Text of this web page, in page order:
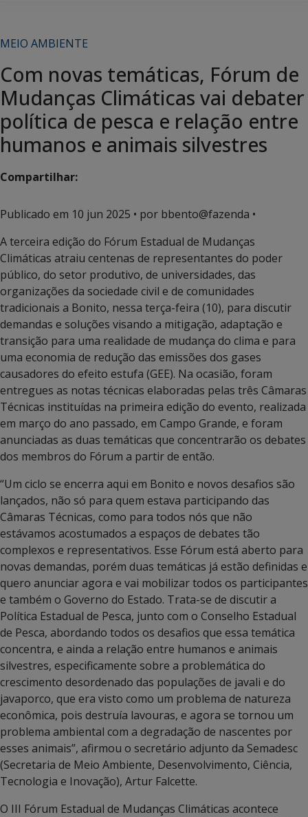
MEIO AMBIENTE
Com novas temáticas, Fórum de
Mudanças Climáticas vai debater
política de pesca e relação entre
humanos e animais silvestres
Compartilhar:
Publicado em 10 jun 2025 • por bbento@fazenda •
A terceira edição do Fórum Estadual de Mudanças
Climáticas atraiu centenas de representantes do poder
público, do setor produtivo, de universidades, das
organizações da sociedade civil e de comunidades
tradicionais a Bonito, nessa terça-feira (10), para discutir
demandas e soluções visando a mitigação, adaptação e
transição para uma realidade de mudança do clima e para
uma economia de redução das emissões dos gases
causadores do efeito estufa (GEE). Na ocasião, foram
entregues as notas técnicas elaboradas pelas três Câmaras
Técnicas instituídas na primeira edição do evento, realizada
em março do ano passado, em Campo Grande, e foram
anunciadas as duas temáticas que concentrarão os debates
dos membros do Fórum a partir de então.
“Um ciclo se encerra aqui em Bonito e novos desafios são
lançados, não só para quem estava participando das
Câmaras Técnicas, como para todos nós que não
estávamos acostumados a espaços de debates tão
complexos e representativos. Esse Fórum está aberto para
novas demandas, porém duas temáticas já estão definidas e
quero anunciar agora e vai mobilizar todos os participantes
e também o Governo do Estado. Trata-se de discutir a
Política Estadual de Pesca, junto com o Conselho Estadual
de Pesca, abordando todos os desafios que essa temática
concentra, e ainda a relação entre humanos e animais
silvestres, especificamente sobre a problemática do
crescimento desordenado das populações de javali e do
javaporco, que era visto como um problema de natureza
econômica, pois destruía lavouras, e agora se tornou um
problema ambiental com a degradação de nascentes por
esses animais”, afirmou o secretário adjunto da Semadesc
(Secretaria de Meio Ambiente, Desenvolvimento, Ciência,
Tecnologia e Inovação), Artur Falcette.
O III Fórum Estadual de Mudanças Climáticas acontece